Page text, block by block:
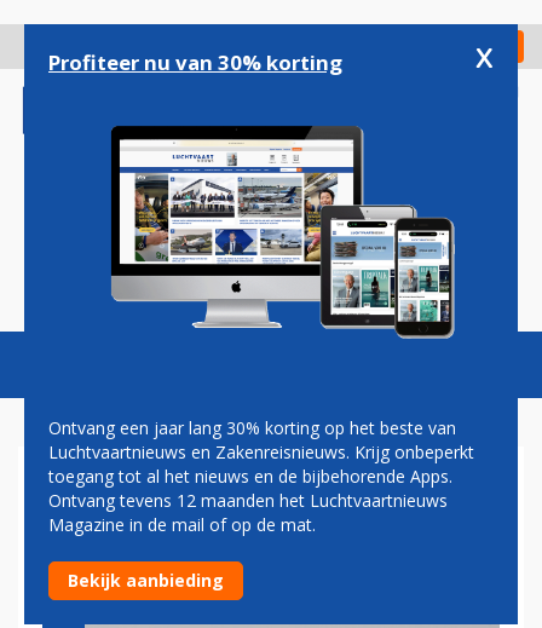
gaan
Check in
Magazine Podcasts Vacatures
EINDHOVEN AIRPORT: KOM
EXTRA OP TIJD
Profiteer nu van 30% korting x
Ontvang een jaar lang 30% korting op het beste van
Luchtvaartnieuws en Zakenreisnieuws. Krijg onbeperkt
toegang tot al het nieuws en de bijbehorende Apps.
Ontvang tevens 12 maanden het Luchtvaartnieuws
Magazine in de mail of op de mat.
Bekijk aanbieding